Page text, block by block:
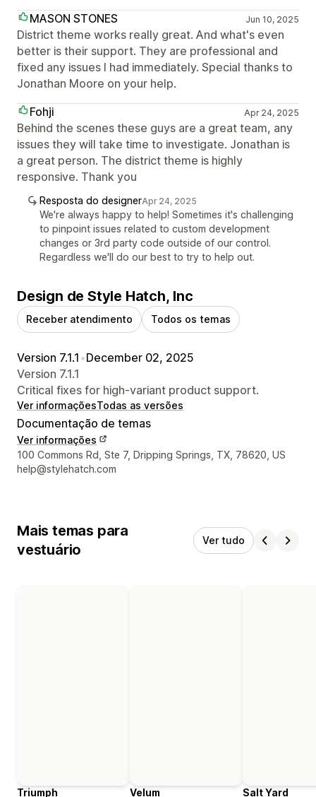
MASON STONES Jun 10, 2025
District theme works really great. And what's even
better is their support. They are professional and
fixed any issues I had immediately. Special thanks to
Jonathan Moore on your help.
Fohji
Apr 24, 2025
Behind the scenes these guys are a great team, any
issues they will take time to investigate. Jonathan is
a great person. The district theme is highly
responsive. Thank you
Resposta do designerApr 24, 2025
We're always happy to help! Sometimes it's challenging
to pinpoint issues related to custom development
changes or 3rd party code outside of our control.
Regardless we'll do our best to try to help out.
Design de Style Hatch, Inc
Receber atendimento Todos os temas
Version 7.1.1 •December 02, 2025
Version 7.1.1
Critical fixes for high-variant product support.
Ver informaçõesTodas as versões
Documentação de temas
Ver informações
Informações de contato do designer
100 Commons Rd, Ste 7, Dripping Springs, TX, 78620, US
help@stylehatch.com
Mais temas para
vestuário
Ver tudo
Triumph
Velum
Salt Yard